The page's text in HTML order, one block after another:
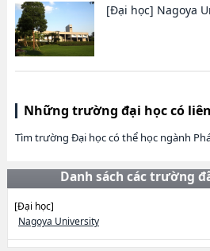
[Đại học] Nagoya
Những trường đại học có
Tìm trường Đại học có thể học ngành
Danh sách các trường
[Đại học]
Nagoya University